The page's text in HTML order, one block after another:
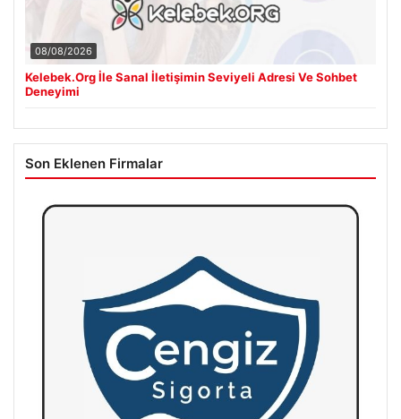
08/08/2026
Kelebek.Org İle Sanal İletişimin Seviyeli Adresi Ve Sohbet
Deneyimi
Son Eklenen Firmalar